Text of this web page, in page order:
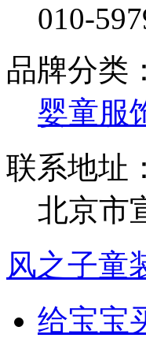
010-
品牌分类：
婴童服
联系地址：
北京市
风之子童
给宝宝